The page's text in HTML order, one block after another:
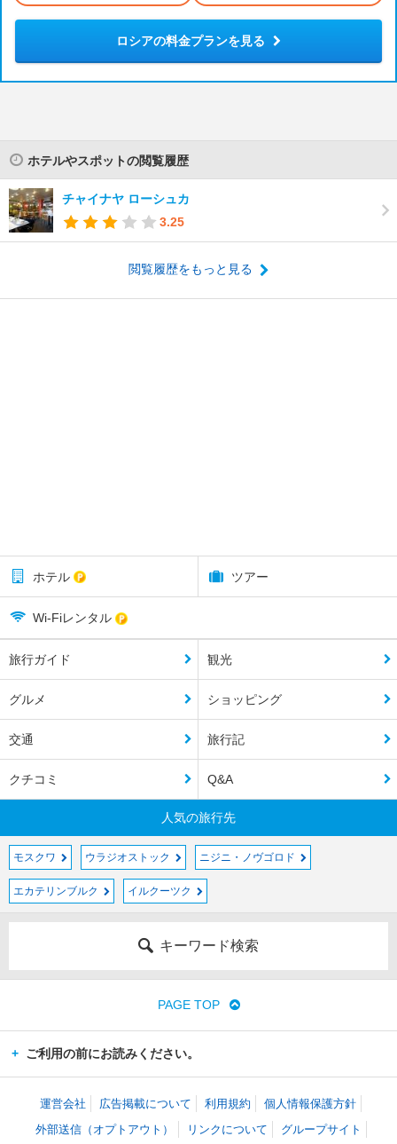
ロシアの料金プランを見る
ホテルやスポットの閲覧履歴
チャイナヤ ローシュカ
3.25
閲覧履歴をもっと見る
ホテル ツアー
Wi-Fiレンタル
旅行ガイド 観光
グルメ ショッピング
交通 旅行記
クチコミ Q&A
人気の旅行先
モスクワ ウラジオストック ニジニ・ノヴゴロド
エカテリンブルク イルクーツク
キーワード検索
PAGE TOP
ご利用の前にお読みください。
運営会社 広告掲載について 利用規約
個人情報保護方針
外部送信（オプトアウト）
リンクについて グループサイト